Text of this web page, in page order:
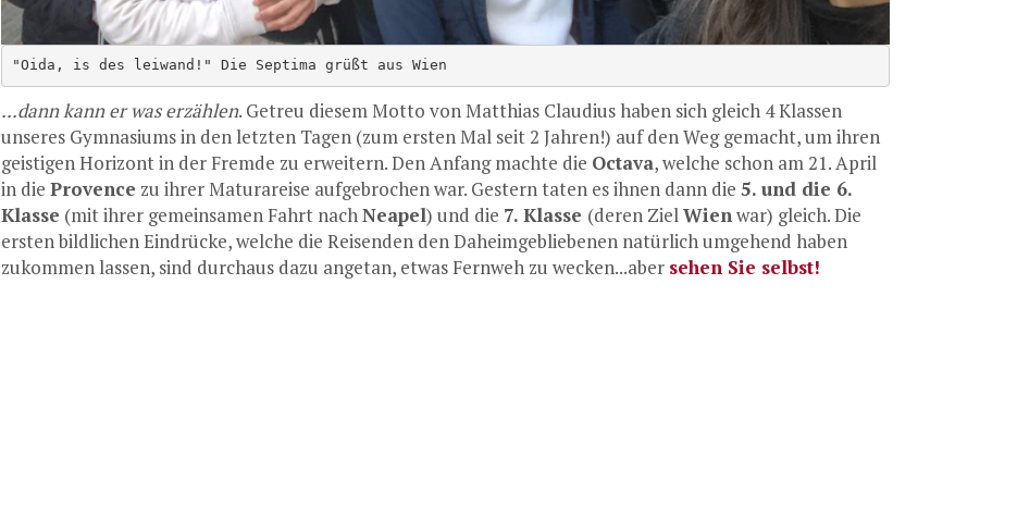
"Oida, is des leiwand!" Die Septima grüßt aus Wien
...dann kann er was erzählen. Getreu diesem Motto von Matthias Claudius haben sich gleich 4 Klassen
unseres Gymnasiums in den letzten Tagen (zum ersten Mal seit 2 Jahren!) auf den Weg gemacht, um ihren
geistigen Horizont in der Fremde zu erweitern. Den Anfang machte die Octava, welche schon am 21. April
in die Provence zu ihrer Maturareise aufgebrochen war. Gestern taten es ihnen dann die 5. und die 6.
Klasse (mit ihrer gemeinsamen Fahrt nachNeapel) und die 7. Klasse (deren ZielWienwar) gleich. Die
ersten bildlichen Eindrücke, welche die Reisenden den Daheimgebliebenen natürlich umgehend haben
zukommen lassen, sind durchaus dazu angetan, etwas Fernweh zu wecken...aber sehen Sie selbst!